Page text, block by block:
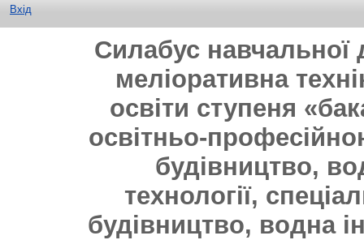
Вхід
Силабус навчальної
меліоративна
освіти ступеня
освітньо-
будівництво,
технології,
будівництво, водна